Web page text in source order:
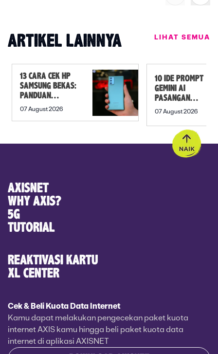
ARTIKEL LAINNYA LIHAT SEMUA
13 CARA CEK HP
SAMSUNG BEKAS:
PANDUAN
SEBELUM
07 August 2026
10 IDE PROMPT
GEMINI AI
PASANGAN
PREWEDDING
07 August 2026
AXISNET
WHY AXIS?
5G
TUTORIAL
REAKTIVASI KARTU
XL CENTER
Cek & Beli Kuota Data Internet
Kamu dapat melakukan pengecekan paket kuota
internet AXIS kamu hingga beli paket kuota data
internet di aplikasi AXISNET